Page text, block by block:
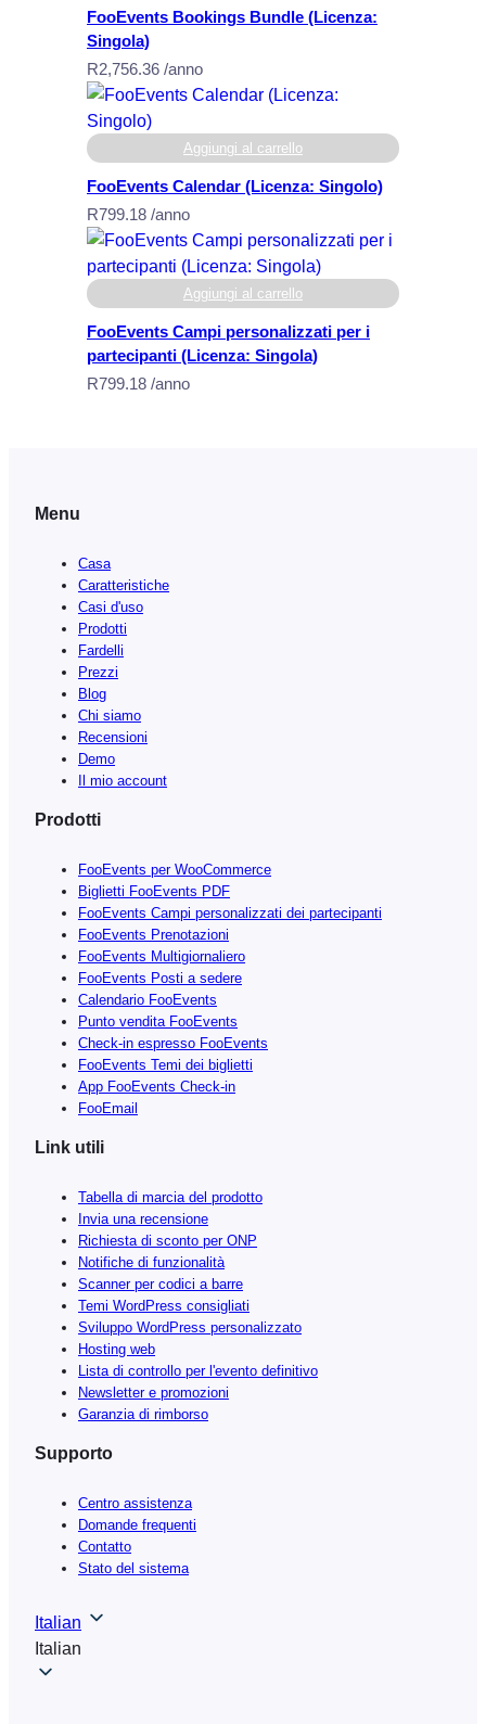
n
s
e
:
U
n
i
m
i
t
e
d
)
q
à
FooEvents Bookings Bundle (Licenza:
Singola)
R2,756.36 /anno
Aggiungi al carrello
FooEvents Calendar (Licenza: Singolo)
R799.18 /anno
Aggiungi al carrello
FooEvents Campi personalizzati per i
partecipanti (Licenza: Singola)
R799.18 /anno
Menu
Casa
Caratteristiche
Casi d'uso
Prodotti
Fardelli
Prezzi
Blog
Chi siamo
Recensioni
Demo
Il mio account
Prodotti
FooEvents per WooCommerce
Biglietti FooEvents PDF
FooEvents Campi personalizzati dei partecipanti
FooEvents Prenotazioni
FooEvents Multigiornaliero
FooEvents Posti a sedere
Calendario FooEvents
Punto vendita FooEvents
Check-in espresso FooEvents
FooEvents Temi dei biglietti
App FooEvents Check-in
FooEmail
Link utili
Tabella di marcia del prodotto
Invia una recensione
Richiesta di sconto per ONP
Notifiche di funzionalità
Scanner per codici a barre
Temi WordPress consigliati
Sviluppo WordPress personalizzato
Hosting web
Lista di controllo per l'evento definitivo
Newsletter e promozioni
Garanzia di rimborso
Supporto
Centro assistenza
Domande frequenti
Contatto
Stato del sistema
Italian
Italian